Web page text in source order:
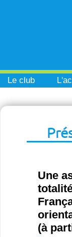
Le club
Une
(à